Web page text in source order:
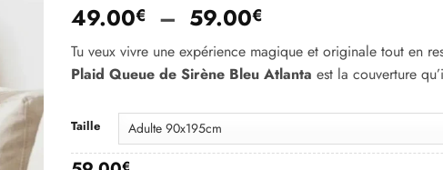
Noté 4.5
sur 5 basé
2
notations
client
49.00€ – 59.00€
de
prix :
49.00€
à
Tu veux vivre une expérience magique et originale tout en
Plaid Queue de Sirène Bleu Atlanta est la couverture
Taille
Alternative: